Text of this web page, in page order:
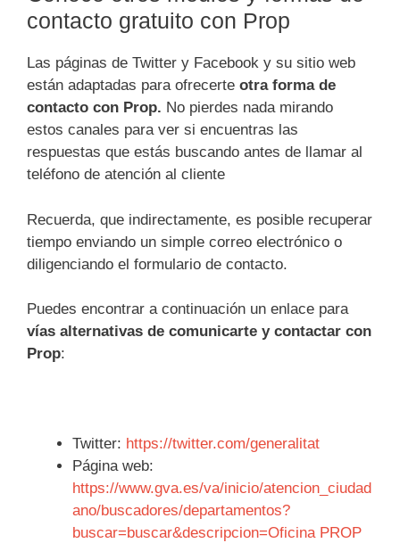
contacto gratuito con Prop
Las páginas de Twitter y Facebook y su sitio web
están adaptadas para ofrecerte otra forma de
contacto con Prop. No pierdes nada mirando
estos canales para ver si encuentras las
respuestas que estás buscando antes de llamar al
teléfono de atención al cliente
Recuerda, que indirectamente, es posible recuperar
tiempo enviando un simple correo electrónico o
diligenciando el formulario de contacto.
Puedes encontrar a continuación un enlace para
vías alternativas de comunicarte y contactar con
Prop:
Twitter: https://twitter.com/generalitat
Página web:
https://www.gva.es/va/inicio/atencion_ciudad
ano/buscadores/departamentos?
buscar=buscar&descripcion=Oficina PROP